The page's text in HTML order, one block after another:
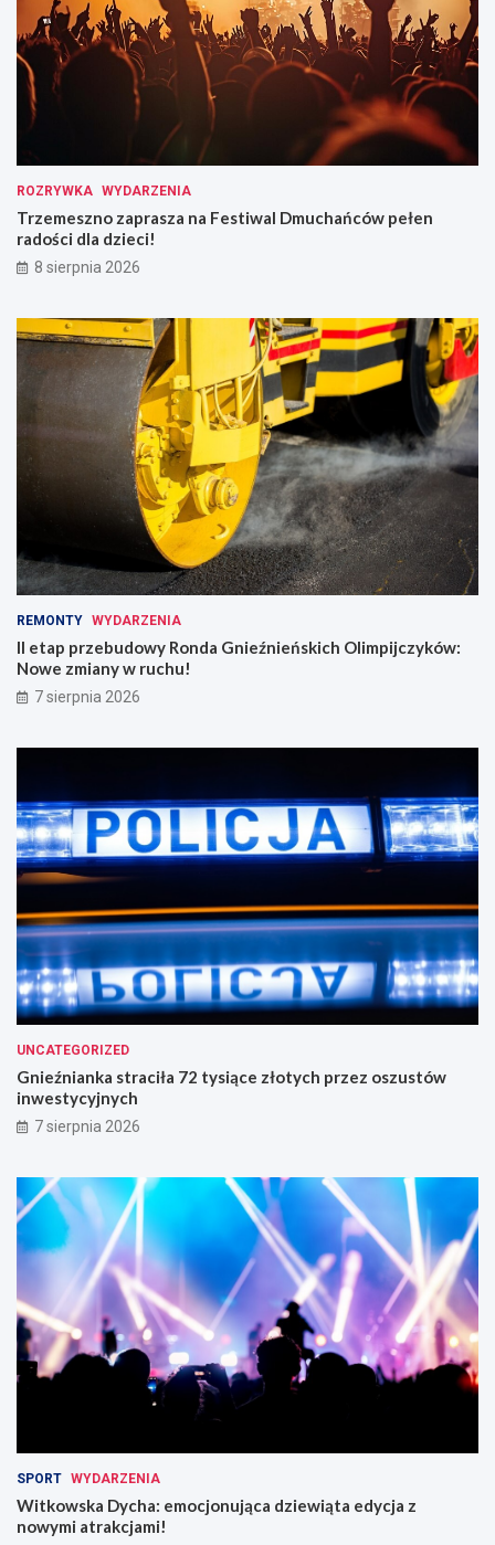
ROZRYWKA WYDARZENIA
Trzemeszno zaprasza na Festiwal Dmuchańców pełen
radości dla dzieci!
8 sierpnia 2026
REMONTY WYDARZENIA
II etap przebudowy Ronda Gnieźnieńskich Olimpijczyków:
Nowe zmiany w ruchu!
7 sierpnia 2026
UNCATEGORIZED
Gnieźnianka straciła 72 tysiące złotych przez oszustów
inwestycyjnych
7 sierpnia 2026
SPORT WYDARZENIA
Witkowska Dycha: emocjonująca dziewiąta edycja z
nowymi atrakcjami!